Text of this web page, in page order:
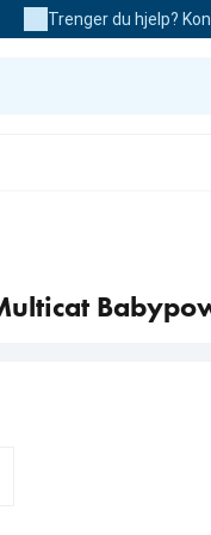
Trenger du hjelp?